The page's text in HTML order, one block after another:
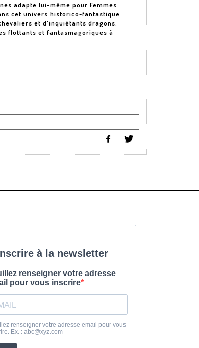
adapte lui-même pour Femmes
cet univers historico-fantastique
et d'inquiétants dragons.
flottants et fantasmagoriques à